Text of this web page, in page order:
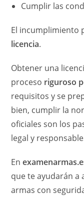
Cumplir las
El incumplimiento
licencia.
Obtener una
proceso riguroso
requisitos y se
bien, cumplir la
oficiales son los
legal y
En
que te ayudarán a
armas con